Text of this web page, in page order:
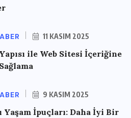
11 KASIM 2025
ile Web Sitesi İçeriğine
9 KASIM 2025
Yaşam İpuçları: Daha İyi Bir